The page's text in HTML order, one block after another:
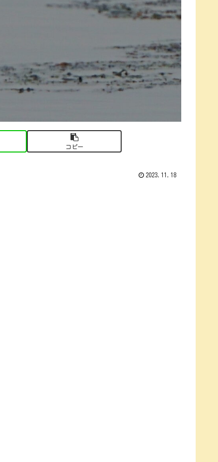
コピー
2023.11.18